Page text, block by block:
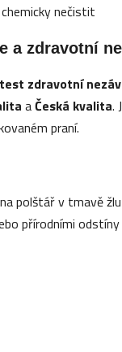
nečistit
a zdravotní
zdravotní
aČeská kvalita.
praní.
polštář v tmavě
přírodními